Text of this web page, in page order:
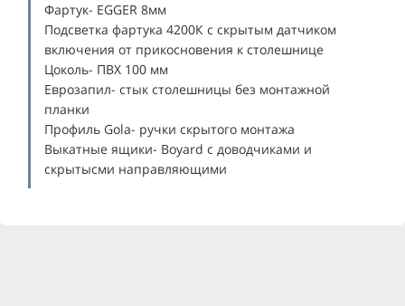
Фартук- EGGER 8мм
Подсветка фартука 4200К с скрытым датчиком
включения от прикосновения к столешнице
Цоколь- ПВХ 100 мм
Еврозапил- стык столешницы без монтажной
планки
Профиль Gola- ручки скрытого монтажа
Выкатные ящики- Boyard с доводчиками и
скрытысми направляющими